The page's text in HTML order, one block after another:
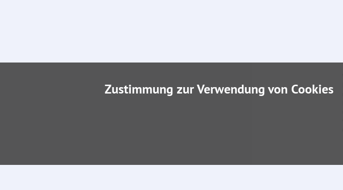
Zustimmung zur Verwendung von Cookies